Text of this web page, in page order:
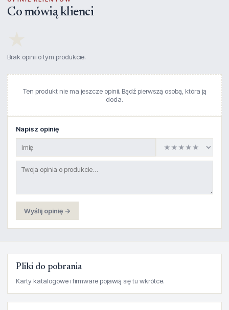
Co mówią klienci
Brak opinii o tym produkcie.
Ten produkt nie ma jeszcze opinii. Bądź pierwszą osobą, która ją
doda.
Napisz opinię
Wyślij opinię →
Pliki do pobrania
Karty katalogowe i firmware pojawią się tu wkrótce.